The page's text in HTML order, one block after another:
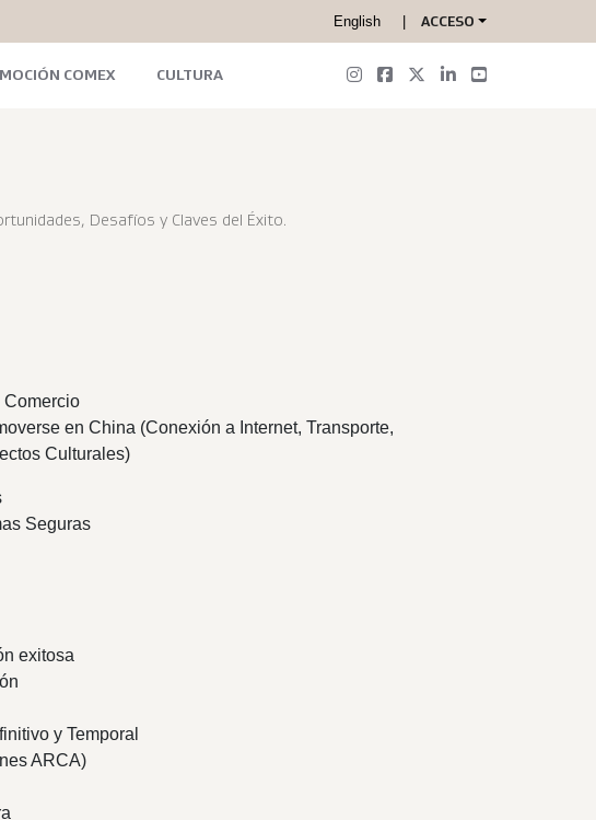
English ACCESO
COMEX CULTURA
Desafíos y Claves del Éxito.
Comercio
en China (Conexión a Internet, Transporte,
Culturales)
Seguras
exitosa
y Temporal
ARCA)